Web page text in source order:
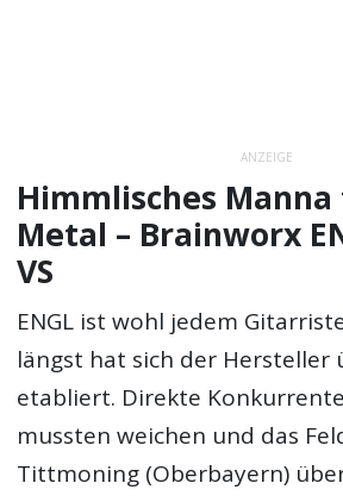
ANZEIGE
Himmlisches
Metal – Brainworx
VS
ENGL ist wohl jedem
längst hat sich der Hersteller
etabliert. Direkte
mussten weichen und das
Tittmoning (Oberbayern)